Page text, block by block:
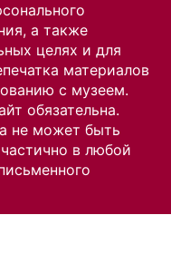
а также
целях и для
материалов
с музеем.
обязательна.
не может быть
в любой